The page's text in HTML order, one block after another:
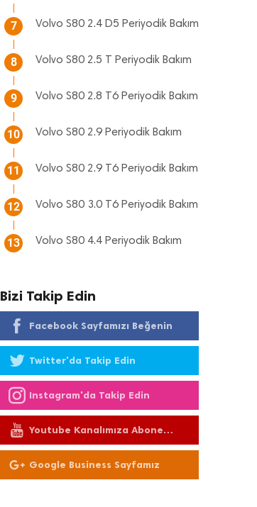
7 Volvo S80 2.4 D5 Periyodik Bakım
8 Volvo S80 2.5 T Periyodik Bakım
9 Volvo S80 2.8 T6 Periyodik Bakım
10 Volvo S80 2.9 Periyodik Bakım
11 Volvo S80 2.9 T6 Periyodik Bakım
12 Volvo S80 3.0 T6 Periyodik Bakım
13 Volvo S80 4.4 Periyodik Bakım
Bizi Takip Edin
Facebook Sayfamızı Beğenin
Twitter'da Takip Edin
Instagram'da Takip Edin
Youtube Kanalımıza Abone
Olun
Google Business Sayfamız